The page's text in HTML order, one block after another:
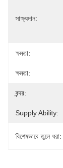
সাক্ষ্যদান:
ক্ষমতা:
ক্ষমতা:
বন্দর:
Supply Ability:
বিশেষভাবে তুলে ধরা: